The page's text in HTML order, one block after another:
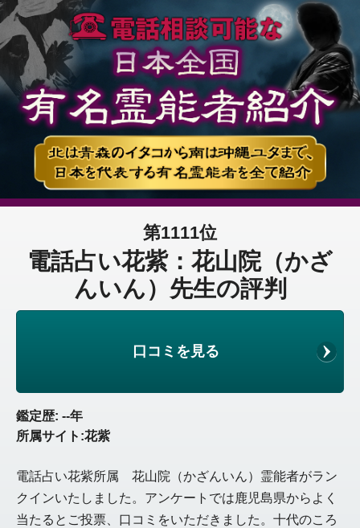
第1111位
電話占い花紫：花山院（かざ
んいん）先生の評判
口コミを見る
鑑定歴: --年
所属サイト:花紫
電話占い花紫所属 花山院（かざんいん）霊能者がラン
クインいたしました。アンケートでは鹿児島県からよく
当たるとご投票、口コミをいただきました。十代のころ